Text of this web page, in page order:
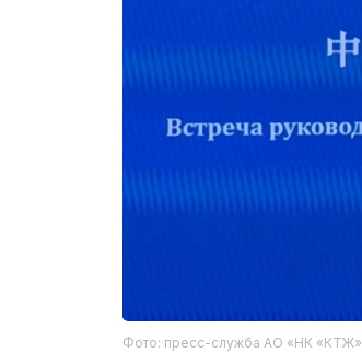
Фото: пресс-служба АО «НК «КТЖ»